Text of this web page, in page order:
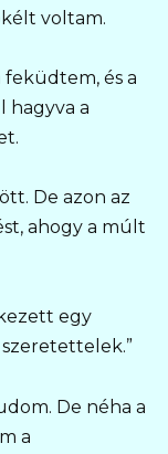
voltam.
és a
a
De azon az
ahogy a múlt
egy
De néha a
a